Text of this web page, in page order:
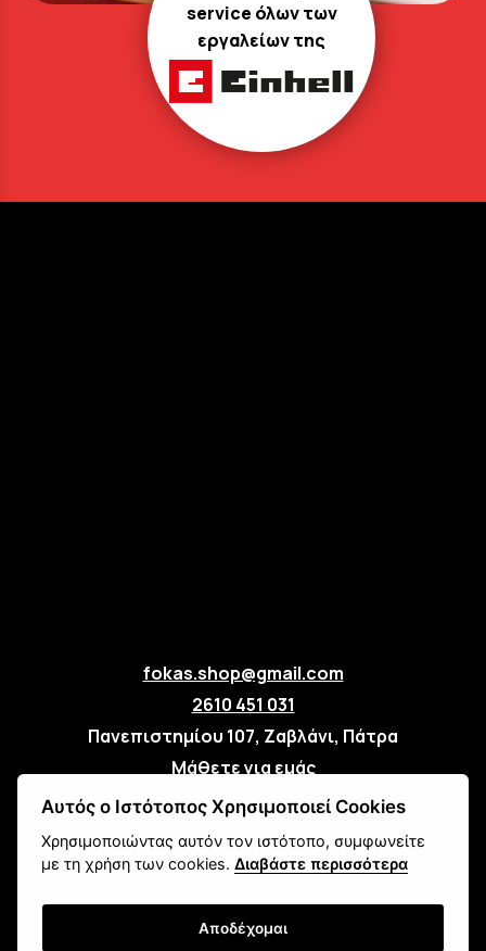
service όλων των
εργαλείων της
fokas.shop@gmail.com
2610 451 031
Πανεπιστημίου 107, Ζαβλάνι, Πάτρα
Μάθετε για εμάς
Επικοινωνία
Newsletter
Αυτός ο Ιστότοπος Χρησιμοποιεί Cookies
Χρησιμοποιώντας αυτόν τον ιστότοπο, συμφωνείτε
με τη χρήση των cookies.Διαβάστε περισσότερα
Αποδέχομαι